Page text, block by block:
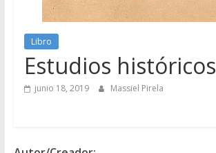
Libro
Estudios históricos
junio 18, 2019 Massiel Pirela